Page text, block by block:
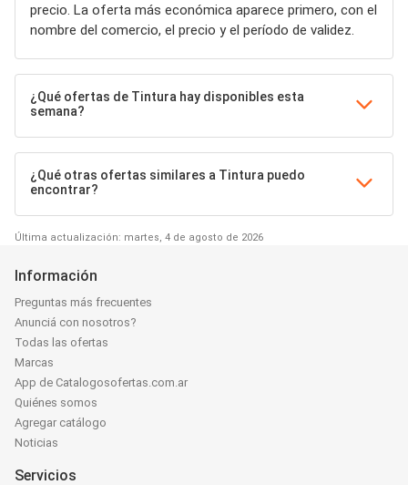
precio. La oferta más económica aparece primero, con el
nombre del comercio, el precio y el período de validez.
¿Qué ofertas de Tintura hay disponibles esta
semana?
¿Qué otras ofertas similares a Tintura puedo
encontrar?
Última actualización: martes, 4 de agosto de 2026
Información
Preguntas más frecuentes
Anunciá con nosotros?
Todas las ofertas
Marcas
App de Catalogosofertas.com.ar
Quiénes somos
Agregar catálogo
Noticias
Servicios